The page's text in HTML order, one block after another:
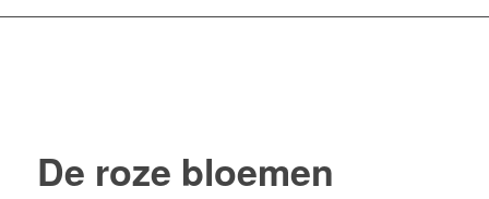
De roze bloemen